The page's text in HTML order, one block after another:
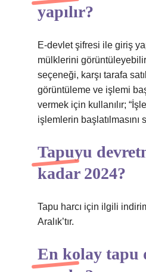
yapılır?
E-devlet şifresi ile giriş
mülklerini
seçeneği, karşı tarafa
görüntüleme ve işlemi
vermek için kullanılır;
işlemlerin başlatılmasını
Tapuyu
kadar 2024?
Tapu harcı için ilgili
Aralık’tır.
En kolay tapu